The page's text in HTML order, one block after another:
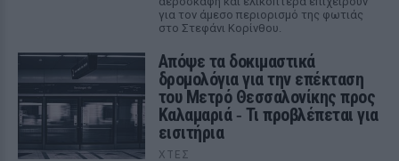
για τον άμεσο περιορισμό της φωτιάς
στο Στεφάνι Κορίνθου.
Απόψε τα δοκιμαστικά
δρομολόγια για την επέκταση
του Μετρό Θεσσαλονίκης προς
Καλαμαριά ‑ Τι προβλέπεται για
εισιτήρια
ΧΤΕΣ